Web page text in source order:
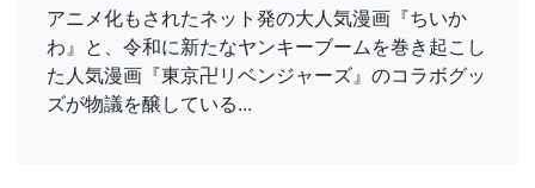
アニメ化もされたネット発の大人気漫画『ちいか
わ』と、令和に新たなヤンキーブームを巻き起こし
た人気漫画『東京卍リベンジャーズ』のコラボグッ
ズが物議を醸している...